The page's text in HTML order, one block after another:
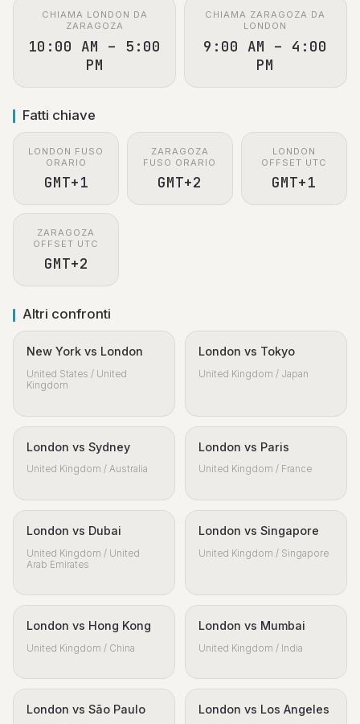
CHIAMA LONDON DA
ZARAGOZA
10:00 AM – 5:00
PM
CHIAMA ZARAGOZA DA
LONDON
9:00 AM – 4:00
PM
Fatti chiave
LONDON FUSO
ORARIO
GMT+1
ZARAGOZA
FUSO ORARIO
GMT+2
LONDON
OFFSET UTC
GMT+1
ZARAGOZA
OFFSET UTC
GMT+2
Altri confronti
New York vs London
United States / United
Kingdom
London vs Tokyo
United Kingdom / Japan
London vs Sydney
United Kingdom / Australia
London vs Paris
United Kingdom / France
London vs Dubai
United Kingdom / United
Arab Emirates
London vs Singapore
United Kingdom / Singapore
London vs Hong Kong
United Kingdom / China
London vs Mumbai
United Kingdom / India
London vs São Paulo London vs Los Angeles